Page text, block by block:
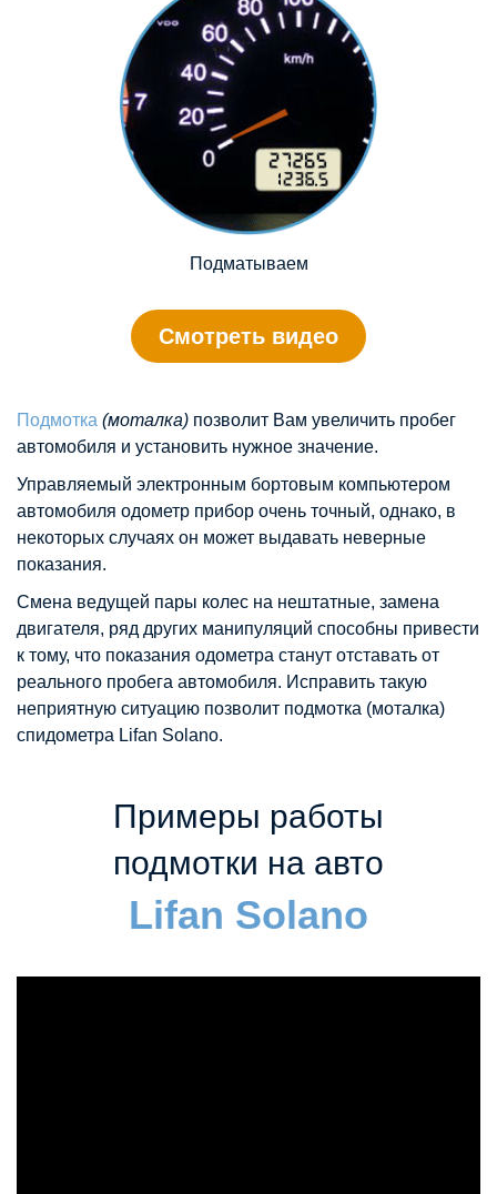
Подматываем
Смотреть видео
Подмотка (моталка) позволит Вам увеличить пробег
автомобиля и установить нужное значение.
Управляемый электронным бортовым компьютером
автомобиля одометр прибор очень точный, однако, в
некоторых случаях он может выдавать неверные
показания.
Смена ведущей пары колес на нештатные, замена
двигателя, ряд других манипуляций способны привести
к тому, что показания одометра станут отставать от
реального пробега автомобиля. Исправить такую
неприятную ситуацию позволит подмотка (моталка)
спидометра Lifan Solano.
Примеры работы
подмотки на авто
Lifan Solano